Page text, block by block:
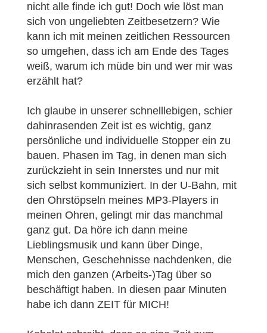
nicht alle finde ich gut! Doch wie löst man
sich von ungeliebten Zeitbesetzern? Wie
kann ich mit meinen zeitlichen Ressourcen
so umgehen, dass ich am Ende des Tages
weiß, warum ich müde bin und wer mir was
erzählt hat?
Ich glaube in unserer schnelllebigen, schier
dahinrasenden Zeit ist es wichtig, ganz
persönliche und individuelle Stopper ein zu
bauen. Phasen im Tag, in denen man sich
zurückzieht in sein Innerstes und nur mit
sich selbst kommuniziert. In der U-Bahn, mit
den Ohrstöpseln meines MP3-Players in
meinen Ohren, gelingt mir das manchmal
ganz gut. Da höre ich dann meine
Lieblingsmusik und kann über Dinge,
Menschen, Geschehnisse nachdenken, die
mich den ganzen (Arbeits-)Tag über so
beschäftigt haben. In diesen paar Minuten
habe ich dann ZEIT für MICH!